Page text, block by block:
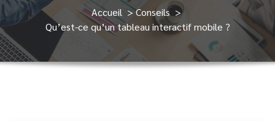
Accueil >Conseils>
Qu’est-ce qu’un tableau interactif mobile ?